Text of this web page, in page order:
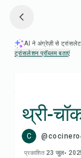
AI ने अंग्रेज़ी से ट्रांसलेट
ट्रांसलेशन प्रॉब्लम बताएं
थ्री-
C
प्रकाशित 23 जुल॰